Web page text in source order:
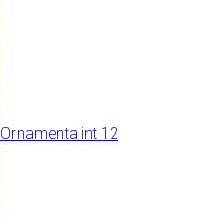
Ornamenta int 12